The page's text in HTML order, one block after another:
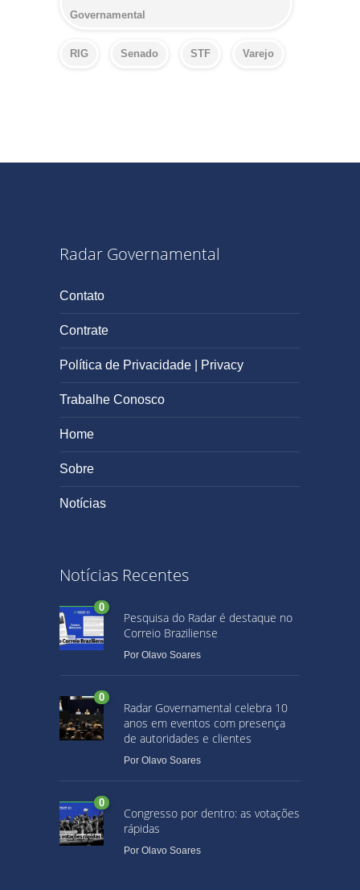
Governamental
RIG Senado STF Varejo
Radar Governamental
Contato
Contrate
Política de Privacidade | Privacy
Trabalhe Conosco
Home
Sobre
Notícias
Notícias Recentes
0
Pesquisa do Radar é destaque no
Correio Braziliense
Por Olavo Soares
0
Radar Governamental celebra 10
anos em eventos com presença
de autoridades e clientes
Por Olavo Soares
0
Congresso por dentro: as votações
rápidas
Por Olavo Soares